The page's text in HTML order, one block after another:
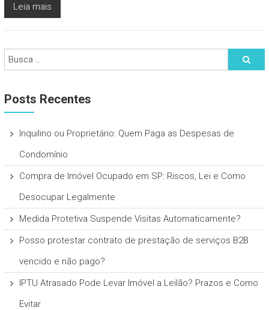
Leia mais
Posts Recentes
Inquilino ou Proprietário: Quem Paga as Despesas de
Condomínio
Compra de Imóvel Ocupado em SP: Riscos, Lei e Como
Desocupar Legalmente
Medida Protetiva Suspende Visitas Automaticamente?
Posso protestar contrato de prestação de serviços B2B
vencido e não pago?
IPTU Atrasado Pode Levar Imóvel a Leilão? Prazos e Como
Evitar